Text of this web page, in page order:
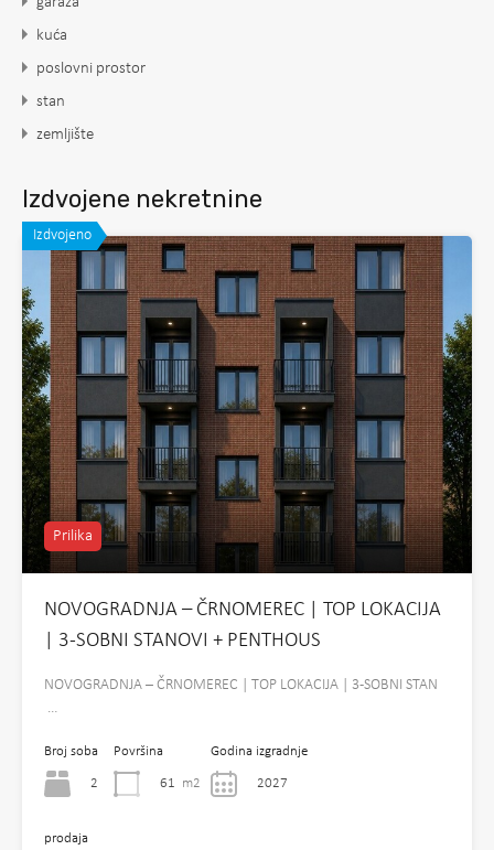
kuća
poslovni prostor
stan
zemljište
Izdvojene nekretnine
Izdvojeno
Prilika
NOVOGRADNJA – ČRNOMEREC | TOP LOKACIJA
| 3-SOBNI STANOVI + PENTHOUS
NOVOGRADNJA – ČRNOMEREC | TOP LOKACIJA | 3-SOBNI STAN
…
Broj soba
2
Površina
61 m2
Godina izgradnje
2027
prodaja